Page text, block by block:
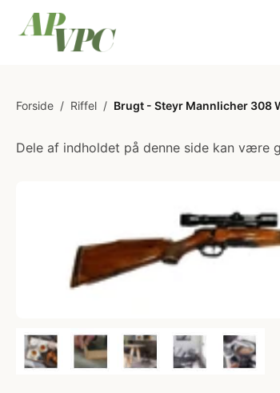
Forside / Riffel / Brugt - Steyr Mannlicher 308
Dele af indholdet på denne side kan være